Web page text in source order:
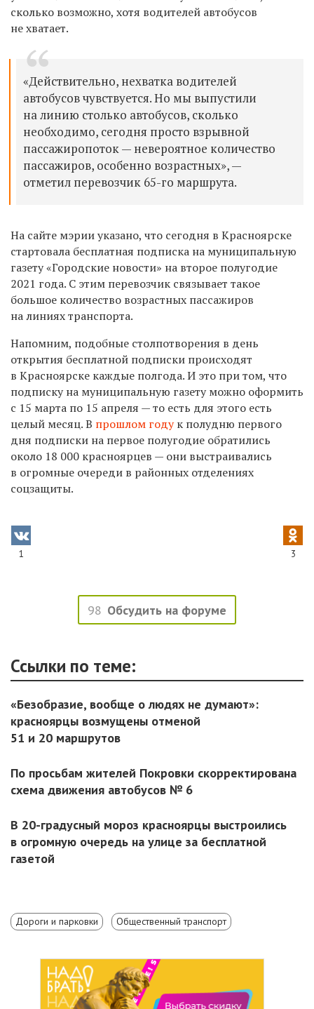
сколько возможно, хотя водителей автобусов
не хватает.
«Действительно, нехватка водителей
автобусов чувствуется. Но мы выпустили
на линию столько автобусов, сколько
необходимо, сегодня просто взрывной
пассажиропоток — невероятное количество
пассажиров, особенно возрастных», —
отметил перевозчик 65-го маршрута.
На сайте мэрии указано, что сегодня в Красноярске
стартовала бесплатная подписка на муниципальную
газету «Городские новости» на второе полугодие
2021 года. С этим перевозчик связывает такое
большое количество возрастных пассажиров
на линиях транспорта.
Напомним, подобные столпотворения в день
открытия бесплатной подписки происходят
в Красноярске каждые полгода. И это при том, что
подписку на муниципальную газету можно оформить
с 15 марта по 15 апреля — то есть для этого есть
целый месяц. В прошлом годук полудню первого
дня подписки на первое полугодие обратились
около 18 000 красноярцев — они выстраивались
в огромные очереди в районных отделениях
соцзащиты.
1 3
98 Обсудить на форуме
Ссылки по теме:
«Безобразие, вообще о людях не думают»:
красноярцы возмущены отменой
51 и 20 маршрутов
По просьбам жителей Покровки скорректирована
схема движения автобусов № 6
В 20-градусный мороз красноярцы выстроились
в огромную очередь на улице за бесплатной
газетой
Дороги и парковки Общественный транспорт